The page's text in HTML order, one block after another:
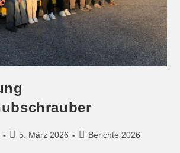
5. März 2026 Berichte 2026